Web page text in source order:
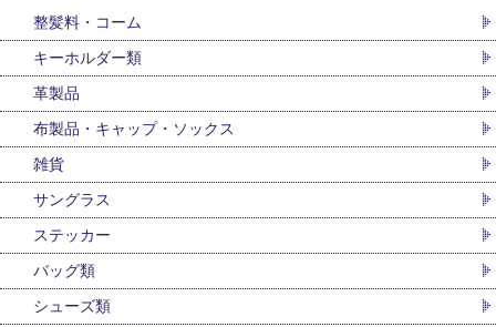
整髪料・コーム
キーホルダー類
革製品
布製品・キャップ・ソックス
雑貨
サングラス
ステッカー
バッグ類
シューズ類